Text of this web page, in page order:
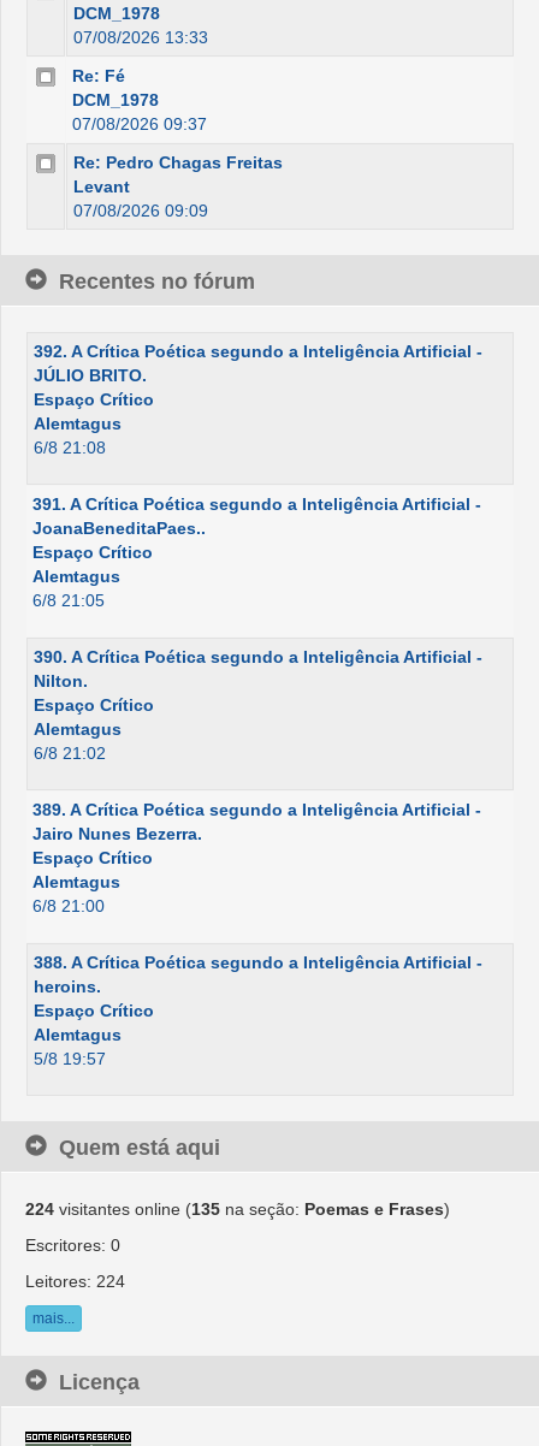
DCM_1978
07/08/2026 13:33
Re: Fé
DCM_1978
07/08/2026 09:37
Re: Pedro Chagas Freitas
Levant
07/08/2026 09:09
Recentes no fórum
392. A Crítica Poética segundo a Inteligência Artificial -
JÚLIO BRITO.
Espaço Crítico
Alemtagus
6/8 21:08
391. A Crítica Poética segundo a Inteligência Artificial -
JoanaBeneditaPaes..
Espaço Crítico
Alemtagus
6/8 21:05
390. A Crítica Poética segundo a Inteligência Artificial -
Nilton.
Espaço Crítico
Alemtagus
6/8 21:02
389. A Crítica Poética segundo a Inteligência Artificial -
Jairo Nunes Bezerra.
Espaço Crítico
Alemtagus
6/8 21:00
388. A Crítica Poética segundo a Inteligência Artificial -
heroins.
Espaço Crítico
Alemtagus
5/8 19:57
Quem está aqui
224 visitantes online (135 na seção: Poemas e Frases)
Escritores: 0
Leitores: 224
mais...
Licença